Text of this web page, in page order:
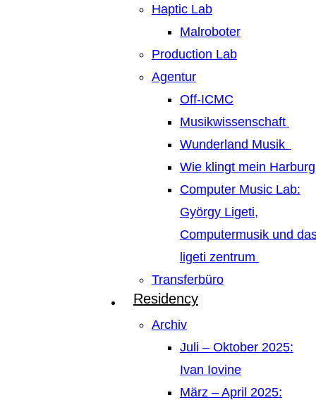
Haptic Lab
Malroboter
Production Lab
Agentur
Off-ICMC
Musikwissenschaft
Wunderland Musik
Wie klingt mein Harburg
Computer Music Lab:
György Ligeti,
Computermusik und
ligeti zentrum
Transferbüro
Residency
Archiv
Juli – Oktober 2025:
Ivan Iovine
März – April 2025: